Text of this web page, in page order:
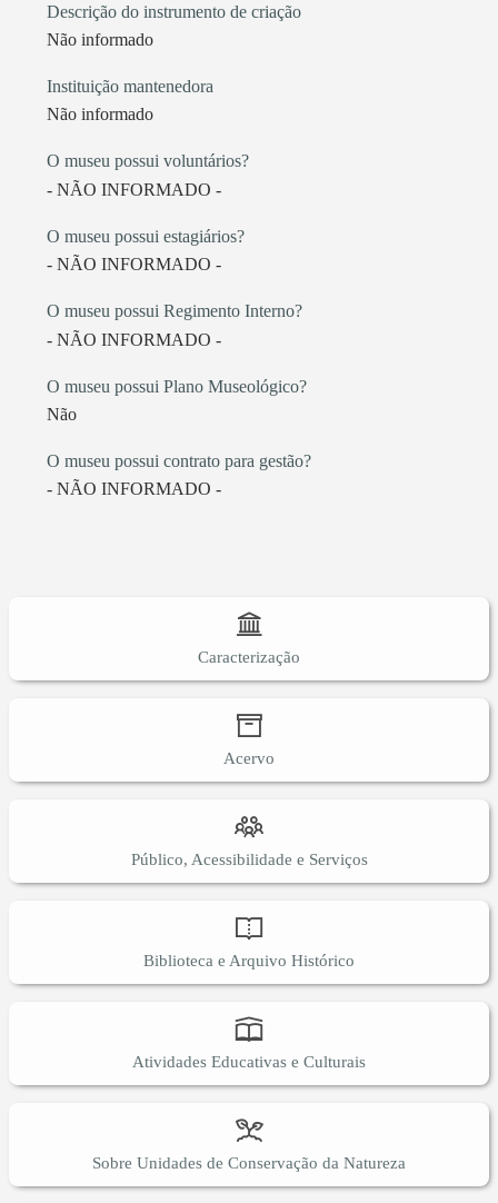
Descrição do instrumento de criação
Não informado
Instituição mantenedora
Não informado
O museu possui voluntários?
- NÃO INFORMADO -
O museu possui estagiários?
- NÃO INFORMADO -
O museu possui Regimento Interno?
- NÃO INFORMADO -
O museu possui Plano Museológico?
Não
O museu possui contrato para gestão?
- NÃO INFORMADO -
Caracterização
Acervo
Público, Acessibilidade e Serviços
Biblioteca e Arquivo Histórico
Atividades Educativas e Culturais
Sobre Unidades de Conservação da Natureza